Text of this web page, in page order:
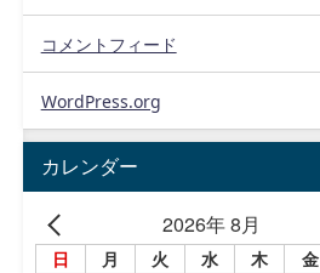
コメントフィード
WordPress.org
カレンダー
2026年 8月
日 月 火 水 木 金